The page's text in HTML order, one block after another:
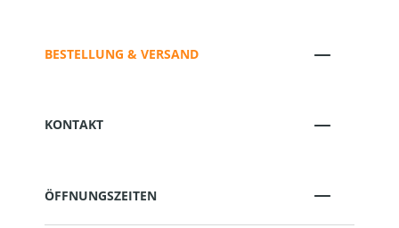
BESTELLUNG & VERSAND
KONTAKT
ÖFFNUNGSZEITEN